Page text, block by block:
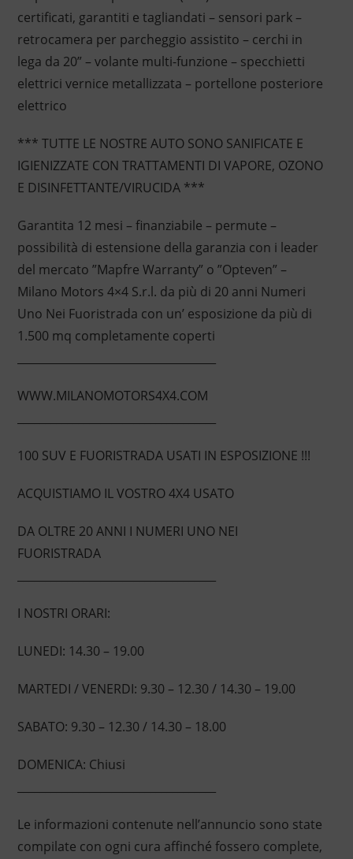
certificati, garantiti e tagliandati – sensori park –
retrocamera per parcheggio assistito – cerchi in
lega da 20” – volante multi-funzione – specchietti
elettrici vernice metallizzata – portellone posteriore
elettrico
*** TUTTE LE NOSTRE AUTO SONO SANIFICATE E
IGIENIZZATE CON TRATTAMENTI DI VAPORE, OZONO
E DISINFETTANTE/VIRUCIDA ***
Garantita 12 mesi – finanziabile – permute –
possibilità di estensione della garanzia con i leader
del mercato ”Mapfre Warranty” o ”Opteven” –
Milano Motors 4×4 S.r.l. da più di 20 anni Numeri
Uno Nei Fuoristrada con un’ esposizione da più di
1.500 mq completamente coperti
WWW.MILANOMOTORS4X4.COM
100 SUV E FUORISTRADA USATI IN ESPOSIZIONE !!!
ACQUISTIAMO IL VOSTRO 4X4 USATO
DA OLTRE 20 ANNI I NUMERI UNO NEI
FUORISTRADA
I NOSTRI ORARI:
LUNEDI: 14.30 – 19.00
MARTEDI / VENERDI: 9.30 – 12.30 / 14.30 – 19.00
SABATO: 9.30 – 12.30 / 14.30 – 18.00
DOMENICA: Chiusi
Le informazioni contenute nell’annuncio sono state
compilate con ogni cura affinché fossero complete,